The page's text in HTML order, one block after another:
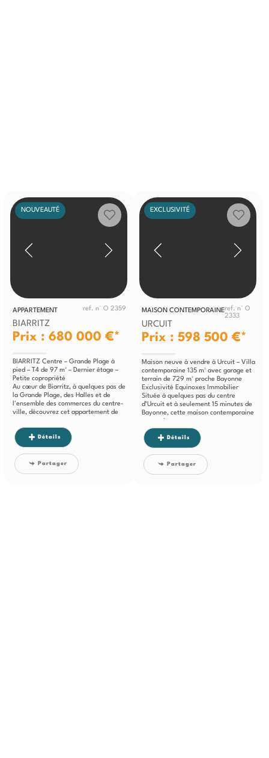
NOUVEAUTÉ
APPARTEMENT ref. n° O 2359
BIARRITZ
Prix : 680 000 €*
BIARRITZ Centre – Grande Plage à
pied – T4 de 97 m² – Dernier étage –
Petite copropriété
Au cœur de Biarritz, à quelques pas de
la Grande Plage, des Halles et de
l'ensemble des commerces du centre-
ville, découvrez cet appartement de
Détails
Partager
EXCLUSIVITÉ
MAISON CONTEMPORAINEref. n° O
2333
URCUIT
Prix : 598 500 €*
Maison neuve à vendre à Urcuit – Villa
contemporaine 135 m² avec garage et
terrain de 729 m² proche Bayonne
Exclusivité Equinoxes Immobilier
Située à quelques pas du centre
d’Urcuit et à seulement 15 minutes de
Bayonne, cette maison contemporaine
Détails
Partager